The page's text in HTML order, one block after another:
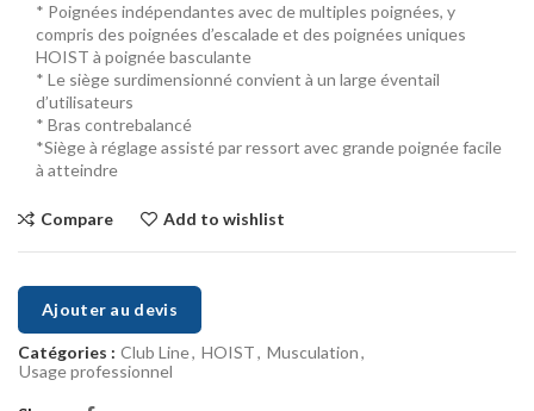
* Poignées indépendantes avec de multiples poignées, y
compris des poignées d’escalade et des poignées uniques
HOIST à poignée basculante
* Le siège surdimensionné convient à un large éventail
d’utilisateurs
* Bras contrebalancé
*Siège à réglage assisté par ressort avec grande poignée facile
à atteindre
Compare Add to wishlist
Ajouter au devis
Catégories : Club Line, HOIST, Musculation,
Usage professionnel